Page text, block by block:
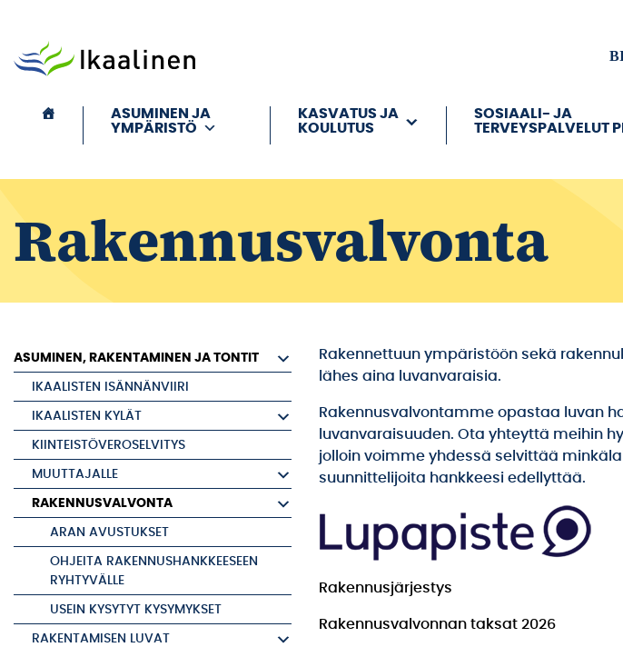
ASUMINEN JA
YMPÄRISTÖ
KASVATUS JA
KOULUTUS
SOSIAALI- JA
TERVEYSPALVELUT
Rakennusvalvonta
ASUMINEN, RAKENTAMINEN JA TONTIT
IKAALISTEN ISÄNNÄNVIIRI
IKAALISTEN KYLÄT
KIINTEISTÖVEROSELVITYS
MUUTTAJALLE
RAKENNUSVALVONTA
ARAN AVUSTUKSET
OHJEITA RAKENNUSHANKKEESEEN
RYHTYVÄLLE
USEIN KYSYTYT KYSYMYKSET
RAKENTAMISEN LUVAT
Rakennettuun ympäristöön sekä
lähes aina luvanvaraisia.
Rakennusvalvontamme opastaa luvan
luvanvaraisuuden. Ota yhteyttä meihin
jolloin voimme yhdessä selvittää
suunnittelijoita hankkeesi edellyttää.
Rakennusjärjestys
Rakennusvalvonnan taksat 2026